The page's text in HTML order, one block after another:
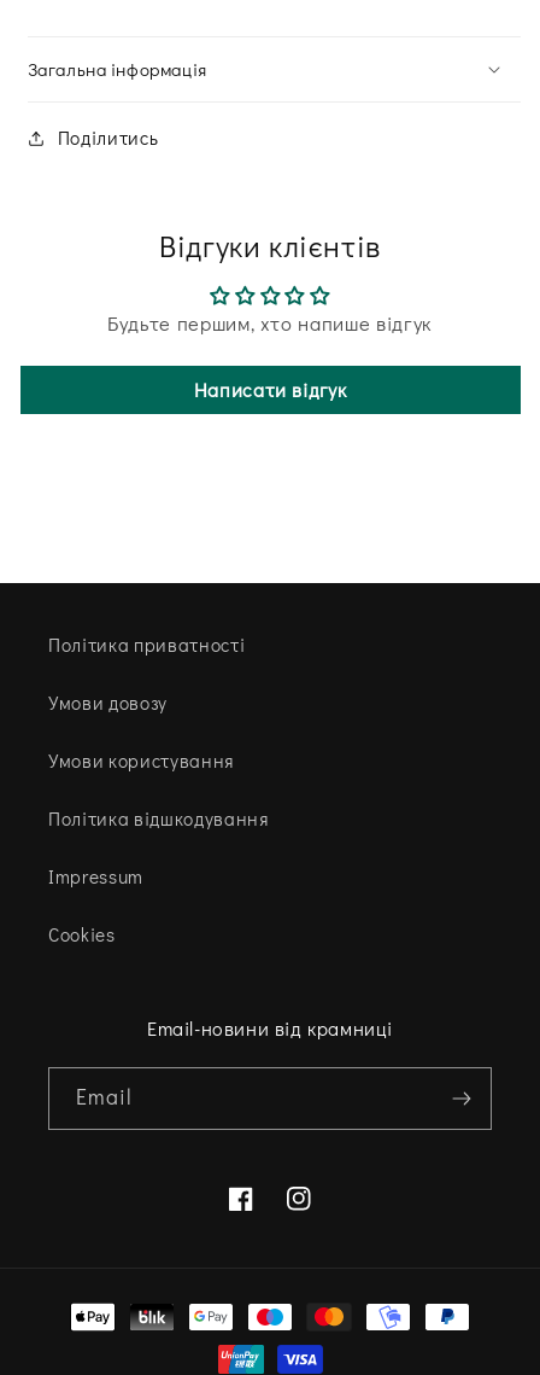
Загальна інформація
Поділитись
Відгуки клієнтів
Будьте першим, хто напише відгук
Написати відгук
Політика приватності
Умови довозу
Умови користування
Політика відшкодування
Impressum
Cookies
Email-новини від крамниці
Email
FacebookInstagram
Варіанти
оплати